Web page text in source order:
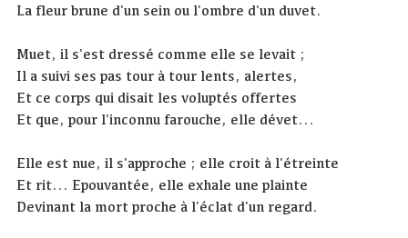
La fleur brune d'un sein ou l'ombre d'un duvet.
Muet, il s'est dressé comme elle se levait ;
Il a suivi ses pas tour à tour lents, alertes,
Et ce corps qui disait les voluptés offertes
Et que, pour l'inconnu farouche, elle dévet...
Elle est nue, il s'approche ; elle croit à l'étreinte
Et rit... Epouvantée, elle exhale une plainte
Devinant la mort proche à l'éclat d'un regard.